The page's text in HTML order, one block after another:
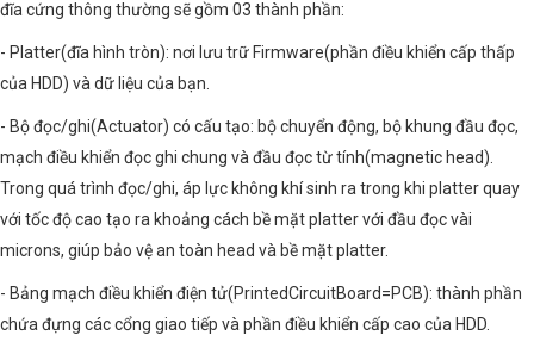
đĩa cứng thông thường sẽ gồm 03 thành phần:
- Platter(đĩa hình tròn): nơi lưu trữ Firmware(phần điều khiển cấp thấp
của HDD) và dữ liệu của bạn.
- Bộ đọc/ghi(Actuator) có cấu tạo: bộ chuyển động, bộ khung đầu đọc,
mạch điều khiển đọc ghi chung và đầu đọc từ tính(magnetic head).
Trong quá trình đọc/ghi, áp lực không khí sinh ra trong khi platter quay
với tốc độ cao tạo ra khoảng cách bề mặt platter với đầu đọc vài
microns, giúp bảo vệ an toàn head và bề mặt platter.
- Bảng mạch điều khiển điện tử(PrintedCircuitBoard=PCB): thành phần
chứa đựng các cổng giao tiếp và phần điều khiển cấp cao của HDD.